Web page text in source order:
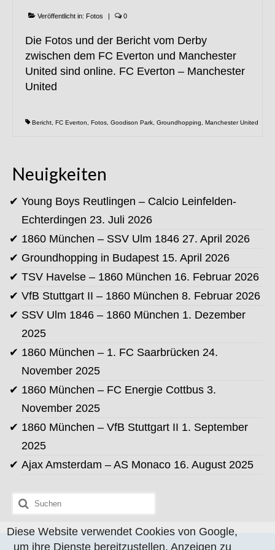
Veröffentlicht in: Fotos | 0
Die Fotos und der Bericht vom Derby
zwischen dem FC Everton und Manchester
United sind online. FC Everton – Manchester
United
Bericht FC Everton Fotos Goodison Park Groundhopping Manchester United
Neuigkeiten
Young Boys Reutlingen – Calcio Leinfelden-
Echterdingen 23. Juli 2026
1860 München – SSV Ulm 1846 27. April 2026
Groundhopping in Budapest 15. April 2026
TSV Havelse – 1860 München 16. Februar 2026
VfB Stuttgart II – 1860 München 8. Februar 2026
SSV Ulm 1846 – 1860 München 1. Dezember
2025
1860 München – 1. FC Saarbrücken 24.
November 2025
1860 München – FC Energie Cottbus 3.
November 2025
1860 München – VfB Stuttgart II 1. September
2025
Ajax Amsterdam – AS Monaco 16. August 2025
Suchen
nach:
Diese Website verwendet Cookies von Google,
um ihre Dienste bereitzustellen, Anzeigen zu